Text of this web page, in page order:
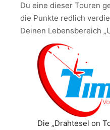
Du eine dieser Touren
die Punkte redlich
Deinen Lebensbereich
Die „Drahtesel on